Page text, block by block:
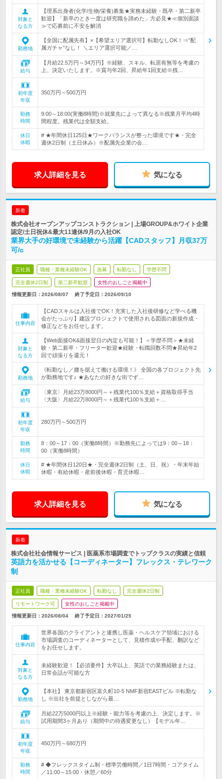
対象と
なる方
【理系出身者(化学/生物/栄養)募集★実務未経験・既卒・第二新卒
歓迎】「新卒のとき一度は研究職を諦めた」方必見★≪個別面談
≫で応募前に不安を解消
勤務地
【全国に配属先有】×【希望エリア選択可】転勤なしOK！⇒”配
属ガチャ”なし！ ＼エリア選択可能／…
給与
【月給22.5万円～34万円】※経験、スキル、転居有無等を考慮の
上、決定いたします。※賞与年2回、昇給年1回支給※残…
初年度
年収
350万円～500万円
勤務
時間
9:00～18:00(実働8時間)※就業先によって異なる※残業月平均4時
間程度。残業代は全額支給。
休日
休暇
# ★年間休日125日★ワークバランスが整った環境です★・完全
週休2日制（土日休み）※配属先企業の会…
求人詳細を見る 気になる
新着
株式会社オープンアップコンストラクション | 上場GROUP&ホワイト企業
認定/土日祝休&最大11連休/9月の入社OK
業界大手の好環境で未経験から活躍【CADスタッフ】月収37万
可/c
正社員 職種・業種未経験OK 急募 転勤なし 学歴不問
完全週休2日制 第二新卒歓迎 女性のおしごと掲載中
情報更新日：2026/08/07 終了予定日： 2026/09/10
仕事内容
【CADスキルは入社後でOK！充実した入社後研修など学べる機
会がたっぷり】建設プロジェクトで使用される図面の新規作成・
修正などをお任せします。
対象と
なる方
【Web面接OK&面接翌日の内定も可能！】＜学歴不問＞★未経
験・第二新卒・フリーター歓迎★経験・転職回数不問★昇給年2
回で頑張りを還元！
勤務地
《転勤なし／腰を据えて働ける環境！》 全国の各プロジェクト先
が勤務地です♪ ★あなたの好きな街でず…
給与
〈東京〉月給23万8000円～＋残業代100％支給＋資格取得手当
〈大阪〉月給22万8000円～＋残業代100％支給＋…
初年度
年収
280万円～500万円
勤務
時間
8：00～17：00（実働8時間）※勤務先によっては9：00～18：
00（実働8時間）
休日
休暇
# ★年間休日120日★・完全週休2日制（土、日、祝）・年末年始
休暇・有給休暇・産前後休暇・育児休暇…
求人詳細を見る 気になる
新着
株式会社社会情報サービス | 医薬系市場調査でトップクラスの実績と信頼
英語力を活かせる【コーディネーター】フレックス・テレワーク
制
正社員 職種・業種未経験OK 転勤なし 完全週休2日制
リモートワーク可 女性のおしごと掲載中
情報更新日：2026/08/04 終了予定日： 2027/01/25
仕事内容
世界各国のクライアントと連携し医薬・ヘルスケア領域における
市場調査のコーディネーターとして、見積作成や手配、翻訳など
をお任せします。
対象と
なる方
未経験歓迎！【必須要件】大卒以上、英語での業務経験または、
日常会話が可能な方
勤務地
【本社】 東京都新宿区富久町10-5 NMF新宿EASTビル ※転勤な
し ※出社を前提としながら最…
給与
月給22万5000円以上※経験・能力等を考慮の上、決定します。※
試用期間3ヶ月あり（期間中の待遇変更なし）【モデル年…
初年度
年収
450万円～680万円
勤務
時間
# ◆フレックスタイム制・標準労働時間／1日7時間・コアタイム
／11:00～15:00・休憩／60分